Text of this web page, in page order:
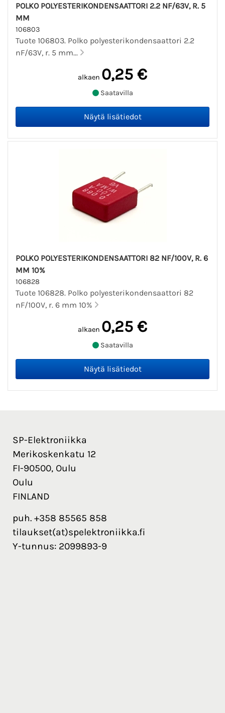
POLKO POLYESTERIKONDENSAATTORI 2.2 NF/63V, R. 5
MM
106803
Tuote 106803. Polko polyesterikondensaattori 2.2
nF/63V, r. 5 mm...
alkaen 0,25 €
Saatavilla
POLKO POLYESTERIKONDENSAATTORI 82 NF/100V, R. 6
MM 10%
106828
Tuote 106828. Polko polyesterikondensaattori 82
nF/100V, r. 6 mm 10%
alkaen 0,25 €
Saatavilla
SP-Elektroniikka
Merikoskenkatu 12
FI-90500, Oulu
Oulu
FINLAND
puh. +358 85565 858
tilaukset(at)spelektroniikka.fi
Y-tunnus: 2099893-9